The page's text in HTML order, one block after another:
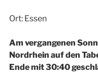
Ort: Essen
Am vergangenen
Nordrhein auf den
Ende mit 30:40